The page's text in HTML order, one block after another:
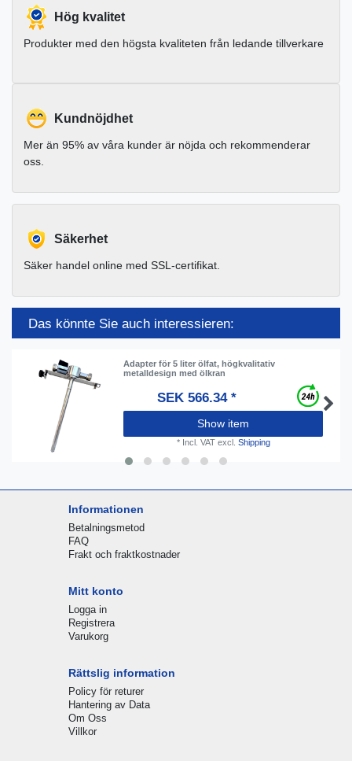
Hög kvalitet
Produkter med den högsta kvaliteten från ledande tillverkare
Kundnöjdhet
Mer än 95% av våra kunder är nöjda och rekommenderar
oss.
Säkerhet
Säker handel online med SSL-certifikat.
Das könnte Sie auch interessieren:
Adapter för 5 liter ölfat, högkvalitativ
metalldesign med ölkran
SEK 566.34 *
Show item
* Incl. VATexcl. Shipping
Informationen
Betalningsmetod
FAQ
Frakt och fraktkostnader
Mitt konto
Logga in
Registrera
Varukorg
Rättslig information
Policy för returer
Hantering av Data
Om Oss
Villkor